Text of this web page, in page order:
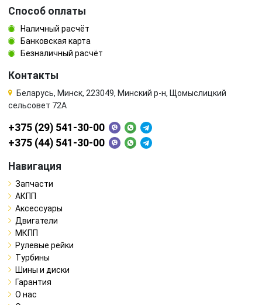
Способ оплаты
Наличный расчёт
Банковская карта
Безналичный расчёт
Контакты
Беларусь, Минск, 223049, Минский р-н, Щомыслицкий
сельсовет 72А
+375 (29) 541-30-00
+375 (44) 541-30-00
Навигация
Запчасти
АКПП
Аксессуары
Двигатели
МКПП
Рулевые рейки
Турбины
Шины и диски
Гарантия
О нас